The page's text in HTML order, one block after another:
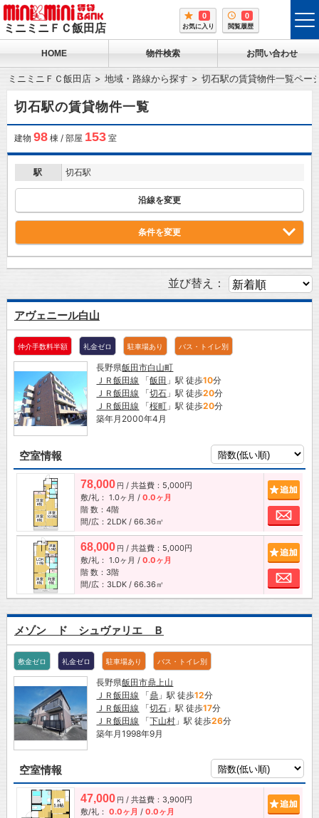
ミニミニＦＣ飯田店
0
お気に入り
0
閲覧履歴
HOME 物件検索 お問い合わせ
ミニミニＦＣ飯田店 地域・路線から探す 切石駅の賃貸物件一覧ペー
切石駅の賃貸物件一覧
建物 98棟 / 部屋 153室
駅 切石駅
沿線を変更
条件を変更
並び替え：
アヴェニール白山
仲介手数料半額 礼金ゼロ 駐車場あり バス・トイレ別
長野県飯田市白山町
ＪＲ飯田線 「飯田 」駅 徒歩10分
ＪＲ飯田線 「切石 」駅 徒歩20分
ＪＲ飯田線 「桜町 」駅 徒歩20分
築年月2000年4月
空室情報
78,000 円 / 共益費：5,000円
敷/礼： 1.0ヶ月 / 0.0ヶ月
階 数：4階
間/広：2LDK / 66.36㎡
お
68,000 円 / 共益費：5,000円
敷/礼： 1.0ヶ月 / 0.0ヶ月
階 数：3階
間/広：3LDK / 66.36㎡
お
メゾン ド シュヴァリエ Ｂ
敷金ゼロ 礼金ゼロ 駐車場あり バス・トイレ別
長野県飯田市鼎上山
ＪＲ飯田線 「鼎 」駅 徒歩12分
ＪＲ飯田線 「切石 」駅 徒歩17分
ＪＲ飯田線 「下山村 」駅 徒歩26分
築年月1998年9月
空室情報
47,000 円 / 共益費：3,900円
敷/礼： 0.0ヶ月 / 0.0ヶ月